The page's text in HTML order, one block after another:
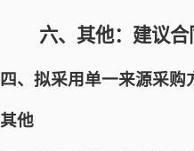
六、其他：建议合同
四、拟采用单一来源采购
其他